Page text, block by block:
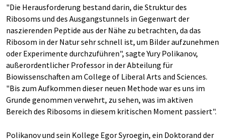
"Die Herausforderung bestand darin, die Struktur des
Ribosoms und des Ausgangstunnels in Gegenwart der
naszierenden Peptide aus der Nähe zu betrachten, da das
Ribosom in der Natur sehr schnell ist, um Bilder aufzunehmen
oder Experimente durchzuführen", sagte Yury Polikanov,
außerordentlicher Professor in der Abteilung für
Biowissenschaften am College of Liberal Arts and Sciences.
"Bis zum Aufkommen dieser neuen Methode war es uns im
Grunde genommen verwehrt, zu sehen, was im aktiven
Bereich des Ribosoms in diesem kritischen Moment passiert".
Polikanov und sein Kollege Egor Syroegin, ein Doktorand der